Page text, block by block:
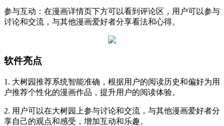
参与互动：在漫画详情页下方可以看到评论区，用户可以参与
讨论和交流，与其他漫画爱好者分享看法和心得。
软件亮点
1. 大树园推荐系统智能准确，根据用户的阅读历史和偏好为用
户推荐个性化的漫画作品，提升用户的阅读体验。
2. 用户可以在大树园上参与讨论和交流，与其他漫画爱好者分
享自己的观点和感受，增加互动和乐趣。